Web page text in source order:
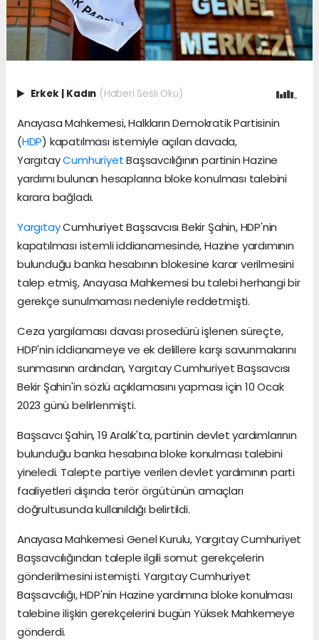
Erkek | Kadın (Haberi Sesli Oku)
Anayasa Mahkemesi, Halkların Demokratik Partisinin
(HDP) kapatılması istemiyle açılan davada,
YargıtayCumhuriyetBaşsavcılığının partinin Hazine
yardımı bulunan hesaplarına bloke konulması talebini
karara bağladı.
YargıtayCumhuriyet Başsavcısı Bekir Şahin, HDP'nin
kapatılması istemli iddianamesinde, Hazine yardımının
bulunduğu banka hesabının blokesine karar verilmesini
talep etmiş, Anayasa Mahkemesi bu talebi herhangi bir
gerekçe sunulmaması nedeniyle reddetmişti.
Ceza yargılaması davası prosedürü işlenen süreçte,
HDP'nin iddianameye ve ek delillere karşı savunmalarını
sunmasının ardından, Yargıtay Cumhuriyet Başsavcısı
Bekir Şahin'in sözlü açıklamasını yapması için 10 Ocak
2023 günü belirlenmişti.
Başsavcı Şahin, 19 Aralık'ta, partinin devlet yardımlarının
bulunduğu banka hesabına bloke konulması talebini
yineledi. Talepte partiye verilen devlet yardımının parti
faaliyetleri dışında terör örgütünün amaçları
doğrultusunda kullanıldığı belirtildi.
Anayasa Mahkemesi Genel Kurulu, Yargıtay Cumhuriyet
Başsavcılığından taleple ilgili somut gerekçelerin
gönderilmesini istemişti. Yargıtay Cumhuriyet
Başsavcılığı, HDP'nin Hazine yardımına bloke konulması
talebine ilişkin gerekçelerini bugün Yüksek Mahkemeye
gönderdi.